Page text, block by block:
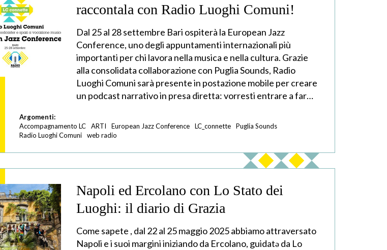
raccontala con Radio Luoghi Comuni!
Dal 25 al 28 settembre Bari ospiterà la European Jazz
Conference, uno degli appuntamenti internazionali più
importanti per chi lavora nella musica e nella cultura. Grazie
alla consolidata collaborazione con Puglia Sounds, Radio
Luoghi Comuni sarà presente in postazione mobile per creare
un podcast narrativo in presa diretta: vorresti entrare a far…
Argomenti:
Accompagnamento LC
ARTI European Jazz Conference LC_connette
Puglia Sounds
Radio Luoghi Comuni
web radio
Napoli ed Ercolano con Lo Stato dei
Luoghi: il diario di Grazia
Come sapete , dal 22 al 25 maggio 2025 abbiamo attraversato
Napoli e i suoi margini iniziando da Ercolano, guidatə da Lo